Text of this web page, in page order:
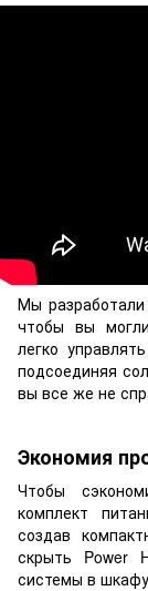
Мы разработали
чтобы вы
легко
подсоединяя
вы все же не
Экономия
Чтобы
комплект
создав
скрыть Power
системы в